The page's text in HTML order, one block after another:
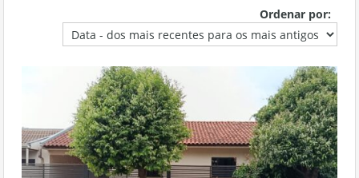
Ordenar por: